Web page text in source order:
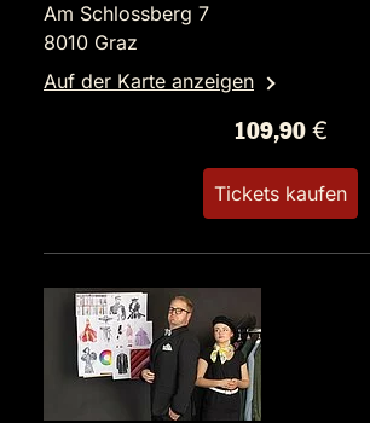
Am Schlossberg 7
8010 Graz
Auf der Karte anzeigen
109,90 €
Tickets kaufen